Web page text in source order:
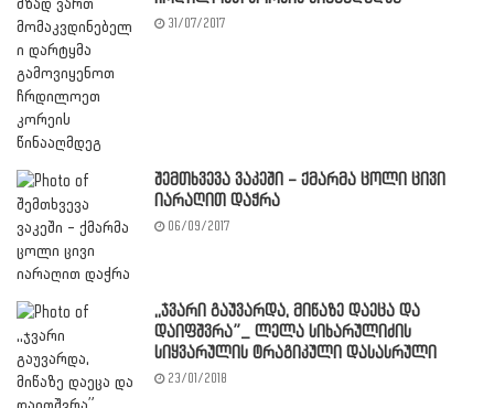
31/07/2017
შემთხვევა ვაკეში – ქმარმა ცოლი ცივი
იარაღით დაჭრა
06/09/2017
,,ჯვარი გაუვარდა, მიწაზე დაეცა და
დაიფშვრა”_ ლელა სიხარულიძის
სიყვარულის ტრაგიკული დასასრული
23/01/2018